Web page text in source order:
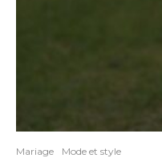
Mariage Mode et style